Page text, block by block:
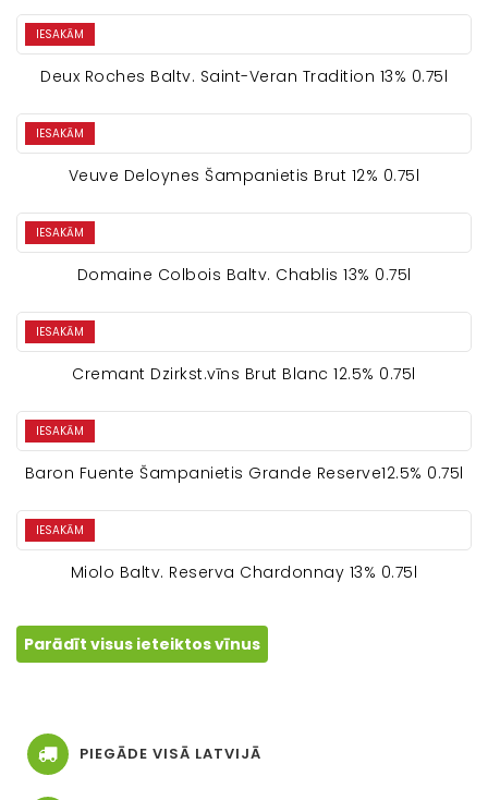
IESAKĀM
Deux Roches Baltv. Saint-Veran Tradition 13% 0.75l
IESAKĀM
Veuve Deloynes Šampanietis Brut 12% 0.75l
IESAKĀM
Domaine Colbois Baltv. Chablis 13% 0.75l
IESAKĀM
Cremant Dzirkst.vīns Brut Blanc 12.5% 0.75l
IESAKĀM
Baron Fuente Šampanietis Grande Reserve12.5% 0.75l
IESAKĀM
Miolo Baltv. Reserva Chardonnay 13% 0.75l
Parādīt visus ieteiktos vīnus
PIEGĀDE VISĀ LATVIJĀ